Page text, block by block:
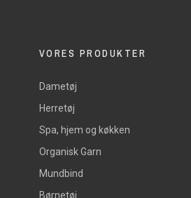
VORES PRODUKTER
Dametøj
Herretøj
Spa, hjem og køkken
Organisk Garn
Mundbind
Børnetøj